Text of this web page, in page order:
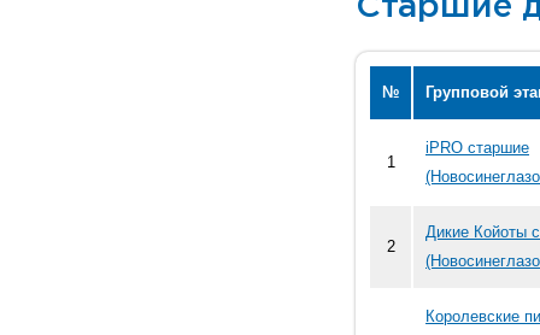
Старшие
№ Групповой
1
iPRO старшие
2
Дикие Койоты
Королевские